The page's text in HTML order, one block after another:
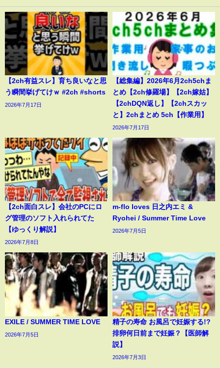
【2ch有益スレ】育ち良いなと思
う瞬間挙げてけｗ #2ch #shorts
2026年7月17日
【総集編】2026年6月2ch5chま
とめ【2ch修羅場】【2ch嫁姑】
【2chDQN返し】【2chスカッ
と】2chまとめ 5ch【作業用】
2026年7月17日
【2ch面白スレ】会社のPCにロ
グ管理のソフト入れられてた
【ゆっくり解説】
2026年7月8日
m-flo loves 日之内エミ &
Ryohei / Summer Time Love
2026年7月5日
EXILE / SUMMER TIME LOVE
2026年7月5日
精子の寿命 お風呂で妊娠する!?
排卵何日前まで妊娠？【医師解
説】
2026年7月3日